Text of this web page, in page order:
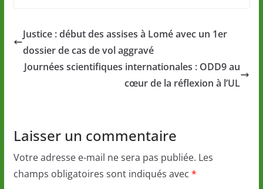
Justice : début des assises à Lomé avec un 1er
dossier de cas de vol aggravé
Journées scientifiques internationales : ODD9 au
cœur de la réflexion à l’UL
Laisser un commentaire
Votre adresse e-mail ne sera pas publiée. Les
champs obligatoires sont indiqués avec *